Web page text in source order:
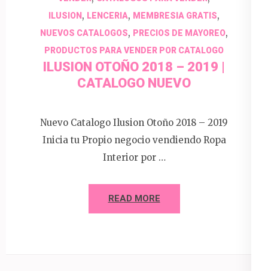
ILUSION , LENCERIA, MEMBRESIA GRATIS,
NUEVOS CATALOGOS, PRECIOS DE MAYOREO,
PRODUCTOS PARA VENDER POR CATALOGO
ILUSION OTOÑO 2018 – 2019 |
CATALOGO NUEVO
Nuevo Catalogo Ilusion Otoño 2018 – 2019
Inicia tu Propio negocio vendiendo Ropa
Interior por …
READ MORE